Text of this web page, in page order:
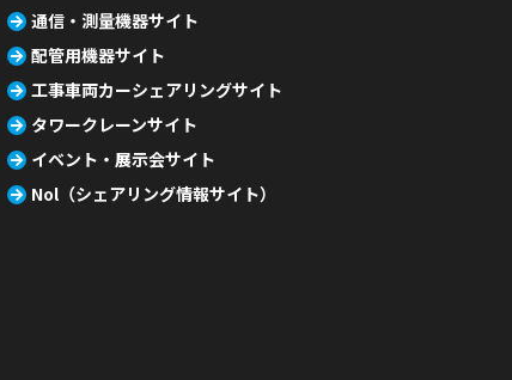
通信・測量機器サイト
配管用機器サイト
工事車両カーシェアリングサイト
タワークレーンサイト
イベント・展示会サイト
Nol（シェアリング情報サイト）